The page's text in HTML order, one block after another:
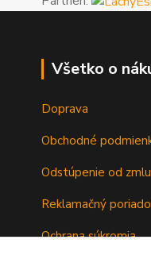
Všetko o
Doprava
Obchodné
Odstúpenie od
Reklamačný
Ochrana súkromia